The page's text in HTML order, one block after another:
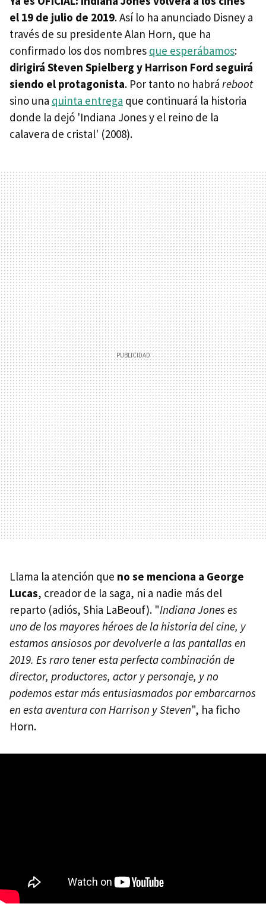
el 19 de julio de 2019. Así lo ha anunciado Disney a
través de su presidente Alan Horn, que ha
confirmado los dos nombres que esperábamos:
dirigirá Steven Spielberg y Harrison Ford seguirá
siendo el protagonista. Por tanto no habrá reboot
sino una quinta entrega que continuará la historia
donde la dejó 'Indiana Jones y el reino de la
calavera de cristal' (2008).
Llama la atención que no se menciona a George
Lucas, creador de la saga, ni a nadie más del
reparto (adiós, Shia LaBeouf). "Indiana Jones es
uno de los mayores héroes de la historia del cine, y
estamos ansiosos por devolverle a las pantallas en
2019. Es raro tener esta perfecta combinación de
director, productores, actor y personaje, y no
podemos estar más entusiasmados por embarcarnos
en esta aventura con Harrison y Steven", ha ficho
Horn.